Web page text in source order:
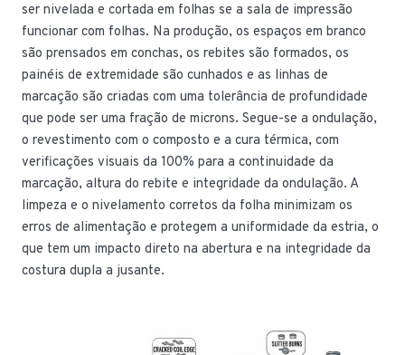
ser nivelada e cortada em folhas se a sala de impressão
funcionar com folhas. Na produção, os espaços em branco
são prensados em conchas, os rebites são formados, os
painéis de extremidade são cunhados e as linhas de
marcação são criadas com uma tolerância de profundidade
que pode ser uma fração de microns. Segue-se a ondulação,
o revestimento com o composto e a cura térmica, com
verificações visuais da 100% para a continuidade da
marcação, altura do rebite e integridade da ondulação. A
limpeza e o nivelamento corretos da folha minimizam os
erros de alimentação e protegem a uniformidade da estria, o
que tem um impacto direto na abertura e na integridade da
costura dupla a jusante.